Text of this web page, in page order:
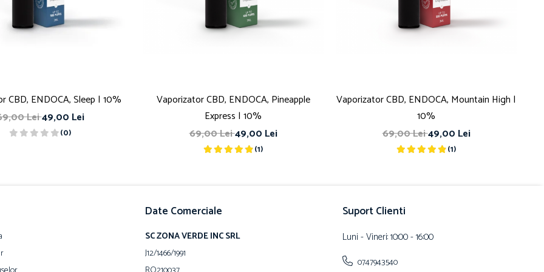
CBD, ENDOCA, Sleep | 10%
Lei49,00 Lei
(0)
Vaporizator CBD, ENDOCA, Pineapple
Express | 10%
69,00 Lei49,00 Lei
(1)
Vaporizator CBD, ENDOCA, Mountain High |
10%
69,00 Lei49,00 Lei
(1)
Date Comerciale
SC ZONA VERDE INC SRL
J12/1466/1991
Suport Clienti
Luni - Vineri: 10:00 - 16:00
0747943540